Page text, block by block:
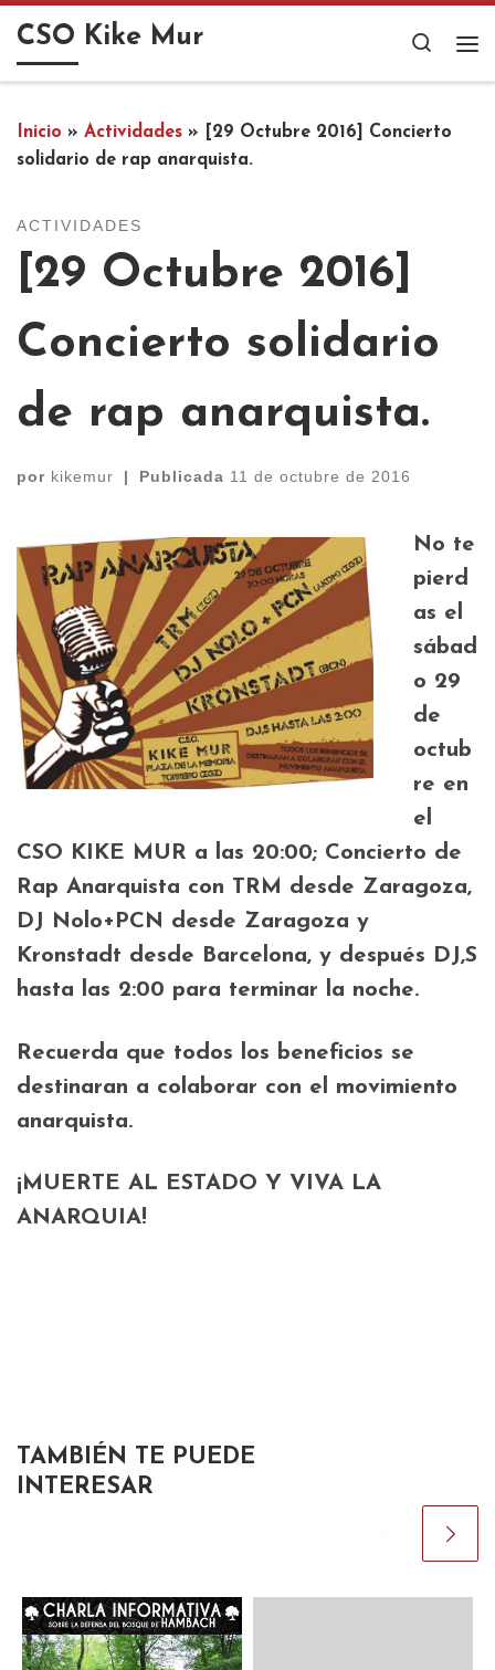
Saltar al contenido
CSO Kike Mur
Search
Inicio » Actividades »
[29 Octubre 2016] Concierto
solidario de rap anarquista.
ACTIVIDADES
[29 Octubre 2016]
Concierto solidario
de rap anarquista.
por kikemur | Publicada 11 de octubre de 2016
No te
pierd
as el
sábad
o 29
de
octub
re en
el
CSO KIKE MUR a las 20:00; Concierto de
Rap Anarquista con TRM desde Zaragoza,
DJ Nolo+PCN desde Zaragoza y
Kronstadt desde Barcelona, y después DJ,S
hasta las 2:00 para terminar la noche.
Recuerda que todos los beneficios se
destinaran a colaborar con el movimiento
anarquista.
¡MUERTE AL ESTADO Y VIVA LA
ANARQUIA!
TAMBIÉN TE PUEDE
INTERESAR